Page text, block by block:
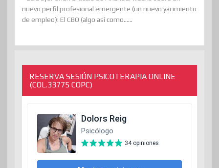
nuevo perfil profesional emergente (un nuevo yacimiento
de empleo): El CBO (algo así como......
RESERVA SESIÓN PSICOTERAPIA ONLINE
(COL.33775 COPC)